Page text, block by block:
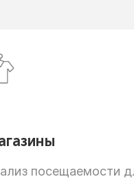
посещаемости